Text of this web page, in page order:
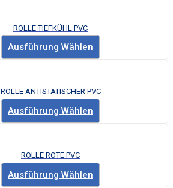
ROLLE TIEFKÜHL PVC
Ausführung Wählen
ROLLE ANTISTATISCHER PVC
Ausführung Wählen
ROLLE ROTE PVC
Ausführung Wählen